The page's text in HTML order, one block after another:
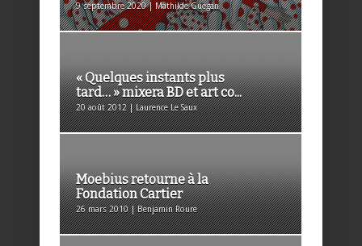
9 septembre 2020 | Mathilde Guegan
« Quelques instants plus
tard… » mixera BD et art co...
20 août 2012 | Laurence Le Saux
Moebius retourne à la
Fondation Cartier
26 mars 2010 | Benjamin Roure